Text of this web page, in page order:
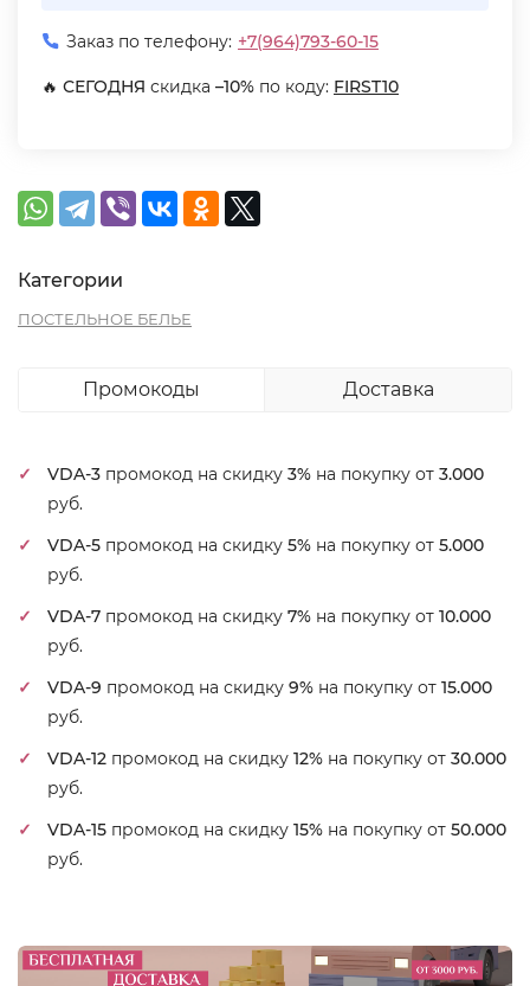
Заказ по телефону: +7(964)793-60-15
🔥 СЕГОДНЯ скидка –10% по коду: FIRST10
Категории
ПОСТЕЛЬНОЕ БЕЛЬЕ
Промокоды Доставка
VDA-3 промокод на скидку 3% на покупку от 3.000
руб.
VDA-5 промокод на скидку 5% на покупку от 5.000
руб.
VDA-7 промокод на скидку 7% на покупку от 10.000
руб.
VDA-9 промокод на скидку 9% на покупку от 15.000
руб.
VDA-12 промокод на скидку 12% на покупку от 30.000
руб.
VDA-15 промокод на скидку 15% на покупку от 50.000
руб.